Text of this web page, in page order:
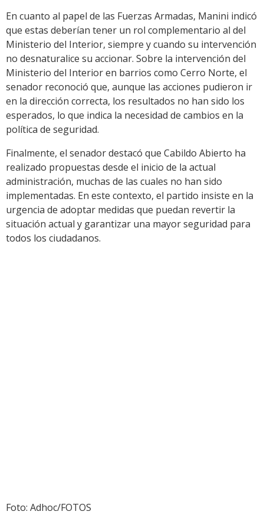
En cuanto al papel de las Fuerzas Armadas, Manini indicó
que estas deberían tener un rol complementario al del
Ministerio del Interior, siempre y cuando su intervención
no desnaturalice su accionar. Sobre la intervención del
Ministerio del Interior en barrios como Cerro Norte, el
senador reconoció que, aunque las acciones pudieron ir
en la dirección correcta, los resultados no han sido los
esperados, lo que indica la necesidad de cambios en la
política de seguridad.
Finalmente, el senador destacó que Cabildo Abierto ha
realizado propuestas desde el inicio de la actual
administración, muchas de las cuales no han sido
implementadas. En este contexto, el partido insiste en la
urgencia de adoptar medidas que puedan revertir la
situación actual y garantizar una mayor seguridad para
todos los ciudadanos.
Foto: Adhoc/FOTOS